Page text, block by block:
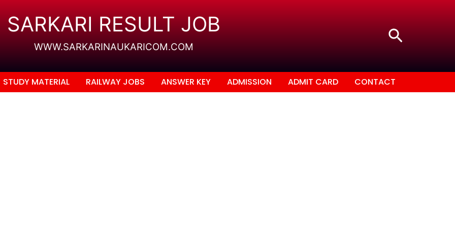
SARKARI RESULT JOB
WWW.SARKARINAUKARICOM.COM
Search
STUDY MATERIAL RAILWAY JOBS ANSWER KEY ADMISSION ADMIT CARD CONTACT